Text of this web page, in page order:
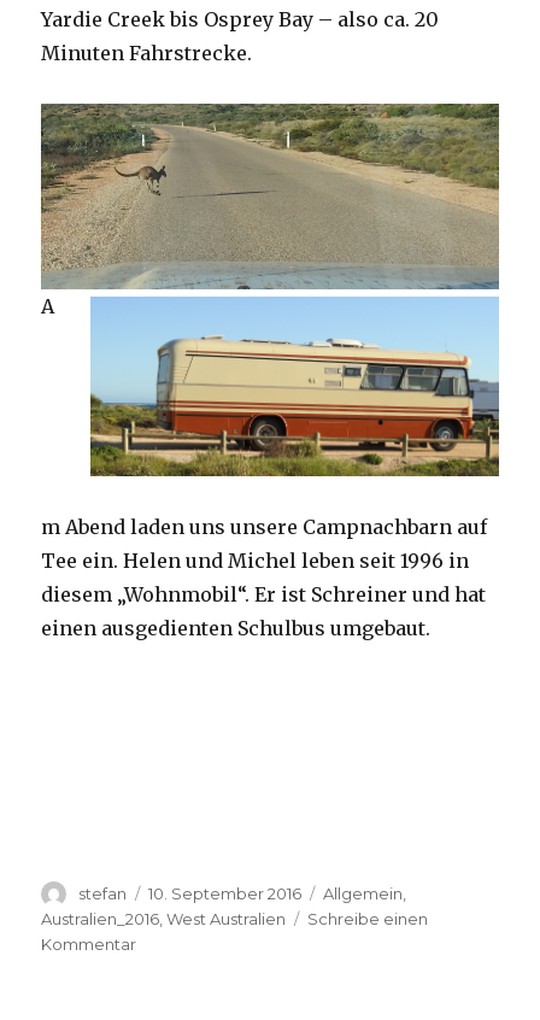
Yardie Creek bis Osprey Bay – also ca. 20
Minuten Fahrstrecke.
A
m Abend laden uns unsere Campnachbarn auf
Tee ein. Helen und Michel leben seit 1996 in
diesem „Wohnmobil“. Er ist Schreiner und hat
einen ausgedienten Schulbus umgebaut.
Autor
stefan
Veröffentlicht
am
10. September 2016 Kategorien
Allgemein
Australien_2016 ,West Australien
Schreibe einen
Kommentarzu